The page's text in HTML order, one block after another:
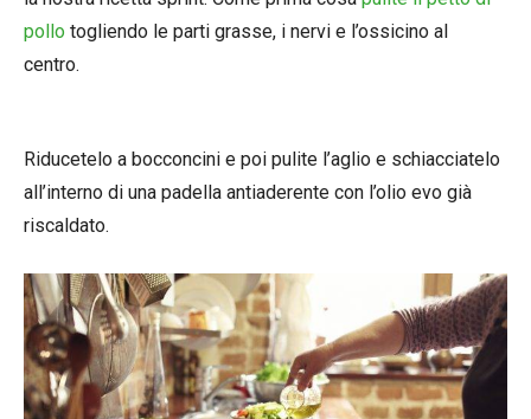
pollo togliendo le parti grasse, i nervi e l’ossicino al
centro.
Riducetelo a bocconcini e poi pulite l’aglio e schiacciatelo
all’interno di una padella antiaderente con l’olio evo già
riscaldato.